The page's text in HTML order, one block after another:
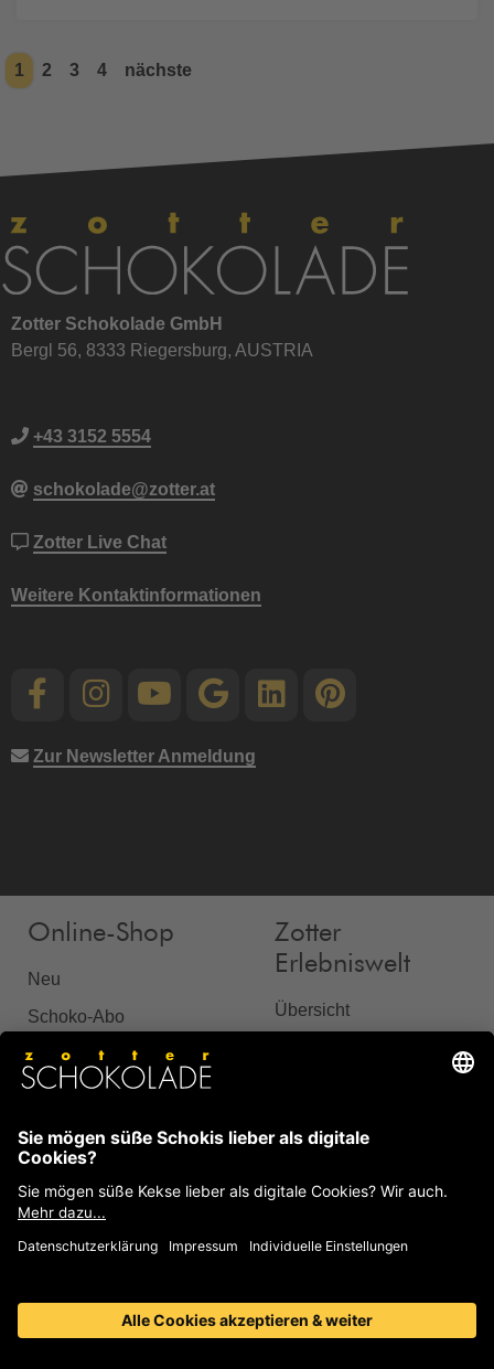
1 2 3 4 nächste
Zotter Schokolade GmbH
Bergl 56, 8333 Riegersburg, AUSTRIA
+43 3152 5554
schokolade@zotter.at
Zotter Live Chat
Weitere Kontaktinformationen
Zur Newsletter Anmeldung
Online-Shop
Neu
Schoko-Abo
Marken
Konfiguratoren
Geschenke
Backen und Desserts
vegan
alkoholhaltig
ohne Zuckerzugabe
Zotter
Erlebniswelt
Übersicht
Online-Reservierung
Kindergeburtstag